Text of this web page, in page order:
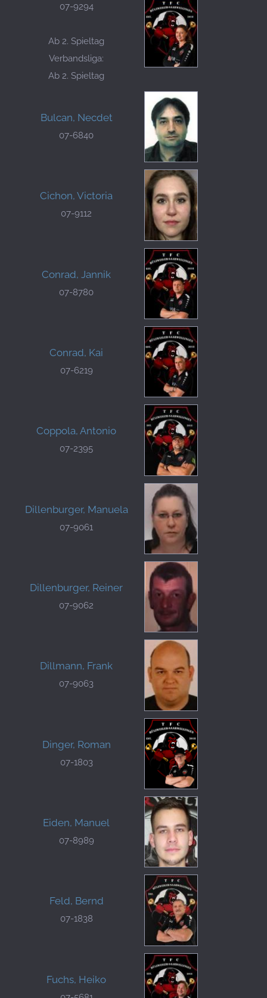
07-9294
Ab 2. Spieltag
Verbandsliga:
Ab 2. Spieltag
Bulcan, Necdet
07-6840
Cichon, Victoria
07-9112
Conrad, Jannik
07-8780
Conrad, Kai
07-6219
Coppola, Antonio
07-2395
Dillenburger, Manuela
07-9061
Dillenburger, Reiner
07-9062
Dillmann, Frank
07-9063
Dinger, Roman
07-1803
Eiden, Manuel
07-8989
Feld, Bernd
07-1838
Fuchs, Heiko